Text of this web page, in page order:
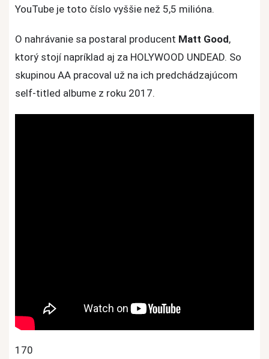
YouTube je toto číslo vyššie než 5,5 milióna.
O nahrávanie sa postaral producent Matt Good,
ktorý stojí napríklad aj za HOLYWOOD UNDEAD. So
skupinou AA pracoval už na ich predchádzajúcom
self-titled albume z roku 2017.
170